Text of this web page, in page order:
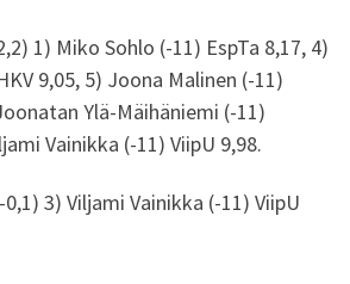
1) Miko Sohlo (-11) EspTa 8,17, 4)
9,05, 5) Joona Malinen (-11)
Ylä-Mäihäniemi (-11)
Vainikka (-11) ViipU 9,98.
3) Viljami Vainikka (-11) ViipU